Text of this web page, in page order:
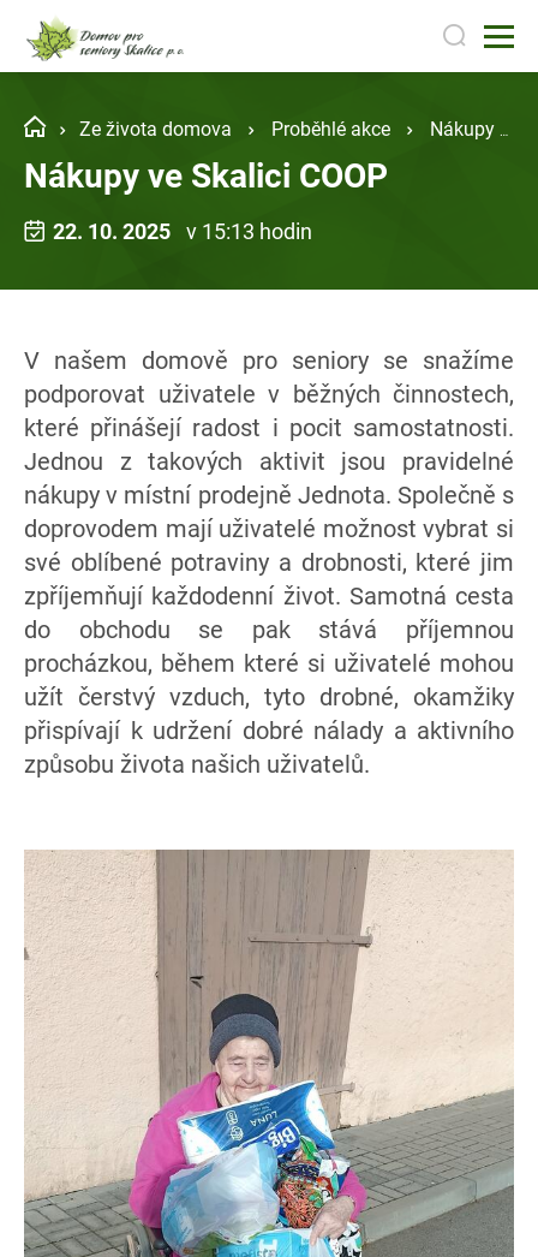
Ze života domova Proběhlé akce Nákupy ve Skalici COOP
Nákupy ve Skalici COOP
22. 10. 2025 v 15:13 hodin
V našem domově pro seniory se snažíme
podporovat uživatele v běžných činnostech,
které přinášejí radost i pocit samostatnosti.
Jednou z takových aktivit jsou pravidelné
nákupy v místní prodejně Jednota. Společně s
doprovodem mají uživatelé možnost vybrat si
své oblíbené potraviny a drobnosti, které jim
zpříjemňují každodenní život. Samotná cesta
do obchodu se pak stává příjemnou
procházkou, během které si uživatelé mohou
užít čerstvý vzduch, tyto drobné, okamžiky
přispívají k udržení dobré nálady a aktivního
způsobu života našich uživatelů.